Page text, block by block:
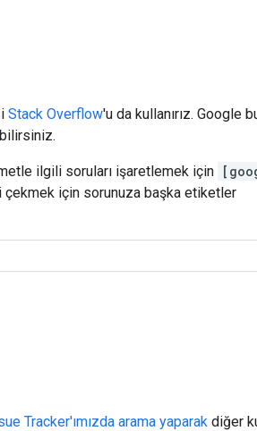
Stack Overflow'u da kullanırız. Google
ilgili soruları işaretlemek için
çekmek için sorunuza başka etiketler
Tracker'ımızda arama yaparak diğer